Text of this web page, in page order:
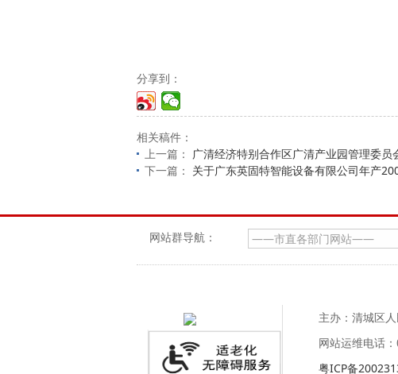
分享到：
相关稿件：
上一篇： 广清经济特别合作区广清产业园管理委
下一篇： 关于广东英固特智能设备有限公司年产
网站群导航：
主办：清城区
网站运维电话
粤ICP备